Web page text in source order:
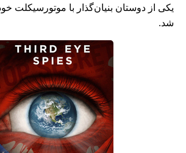
یکی از دوستان بنیان‌گذار با موتورسیکلت
شد.